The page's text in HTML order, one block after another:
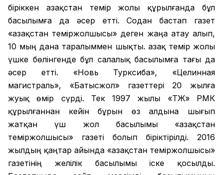
біріккен Қазақстан темір жолы құрылғанда бұл
басылымға да әсер етті. Содан бастап газет
«Қазақстан теміржолшысы» деген жаңа атау алып,
10 мың дана таралыммен шықты. Қазақ темір жолы
үшке бөлінгенде бұл салалық басылымға тағы да
әсер етті. «Новь Турксиба», «Целинная
магистраль», «Батысжол» газеттері 20 жылға
жуық өмір сүрді. Тек 1997 жылы «ҚТЖ» РМК
құрылғаннан кейін бұрын өз алдына шығып
жатқан үш жол басылымы «Қазақстан
теміржолшысы» газеті болып біріктірілді. 2016
жылдың қаңтар айында «Қазақстан теміржолшысы»
газетінің желілік басылымы іске қосылды.